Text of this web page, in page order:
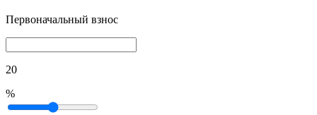
Первоначальный взнос
20
%